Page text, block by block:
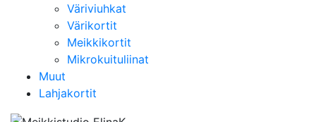
Väriviuhkat
Värikortit
Meikkikortit
Mikrokuituliinat
Muut
Lahjakortit